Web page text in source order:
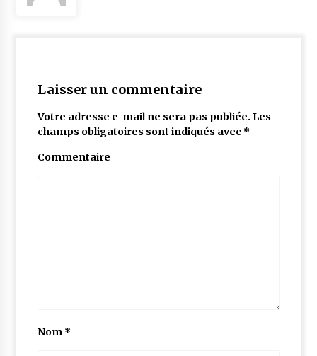
Laisser un commentaire
Votre adresse e-mail ne sera pas publiée. Les
champs obligatoires sont indiqués avec *
Commentaire
Nom *